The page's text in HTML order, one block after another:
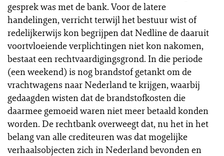
gesprek was met de bank. Voor de latere
handelingen, verricht terwijl het bestuur wist of
redelijkerwijs kon begrijpen dat Nedline de daaruit
voortvloeiende verplichtingen niet kon nakomen,
bestaat een rechtvaardigingsgrond. In die periode
(een weekend) is nog brandstof getankt om de
vrachtwagens naar Nederland te krijgen, waarbij
gedaagden wisten dat de brandstofkosten die
daarmee gemoeid waren niet meer betaald konden
worden. De rechtbank overweegt dat, nu het in het
belang van alle crediteuren was dat mogelijke
verhaalsobjecten zich in Nederland bevonden en